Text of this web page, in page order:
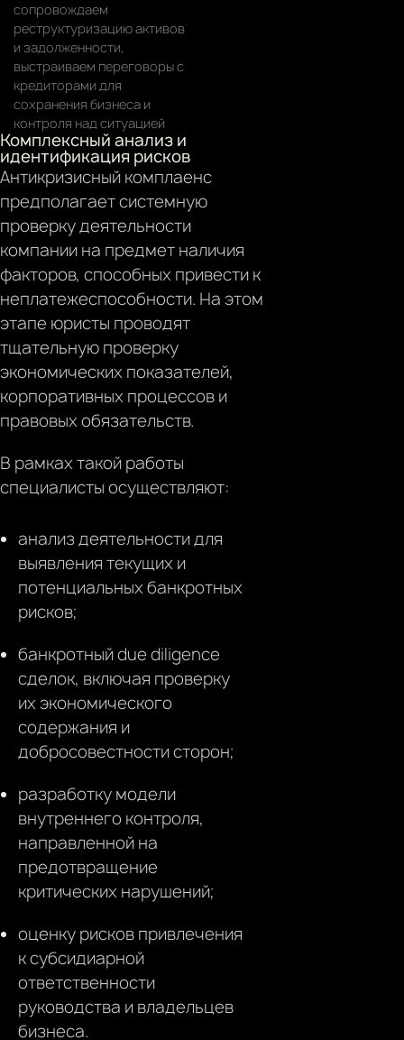
сопровождаем
реструктуризацию активов
и задолженности,
выстраиваем переговоры с
кредиторами для
сохранения бизнеса и
контроля над ситуацией
Комплексный анализ и
идентификация рисков
Антикризисный комплаенс
предполагает системную
проверку деятельности
компании на предмет наличия
факторов, способных привести к
неплатежеспособности. На этом
этапе юристы проводят
тщательную проверку
экономических показателей,
корпоративных процессов и
правовых обязательств.
В рамках такой работы
специалисты осуществляют:
анализ деятельности для
выявления текущих и
потенциальных банкротных
рисков;
банкротный due diligence
сделок, включая проверку
их экономического
содержания и
добросовестности сторон;
разработку модели
внутреннего контроля,
направленной на
предотвращение
критических нарушений;
оценку рисков привлечения
к субсидиарной
ответственности
руководства и владельцев
бизнеса.